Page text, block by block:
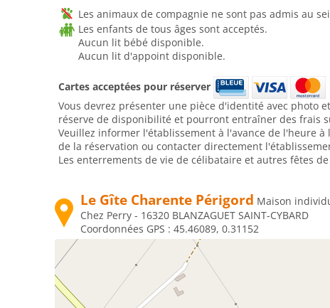
Les animaux de compagnie ne sont pas admis au
Les enfants de tous âges sont acceptés.
Aucun lit bébé disponible.
Aucun lit d'appoint disponible.
Cartes acceptées pour réserver
Vous devrez présenter une pièce d'identité avec photo
réserve de disponibilité et pourront entraîner des frais
Veuillez informer l'établissement à l'avance de l'heure
de la réservation ou contacter directement
Les enterrements de vie de célibataire et autres fêtes
Le Gîte Charente Périgord Maison
Chez Perry - 16320 BLANZAGUET SAINT-CYBARD
Coordonnées GPS : 45.46089, 0.31152